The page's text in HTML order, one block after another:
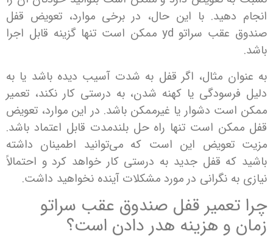
با این حال، در برخی موارد، تعویض قفل
صندوق عقب سراتو yd ممکن است تنها گزینه قابل اجرا
مثال، اگر قفل به شدت آسیب دیده باشد یا به
یا کهنه شدن، به درستی کار نکند، تعمیر
دشوار یا غیرممکن باشد. در این موارد، تعویض
است تنها راه حل بلندمدت قابل اعتماد باشد.
این است که می‌توانید اطمینان داشته
قفل جدید به درستی کار خواهد کرد و احتمالاً
نگرانی در مورد مشکلات آینده نخواهید داشت.
قفل صندوق عقب سراتو
و هزینه هدر دادن است؟